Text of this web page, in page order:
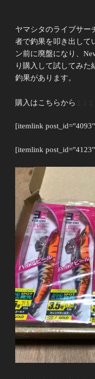
ヤマシタのライブサー
者で釣果を叩き出して
ン前に廃盤になり、
り購入して試してみた
釣果があります。
購入はこちらから
[itemlink
[itemlink